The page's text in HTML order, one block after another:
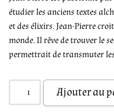
étudier les anciens textes
et des élixirs. Jean-Pierre
monde. Il rêve de trouver le
permettrait de transmuter
Ajouter au